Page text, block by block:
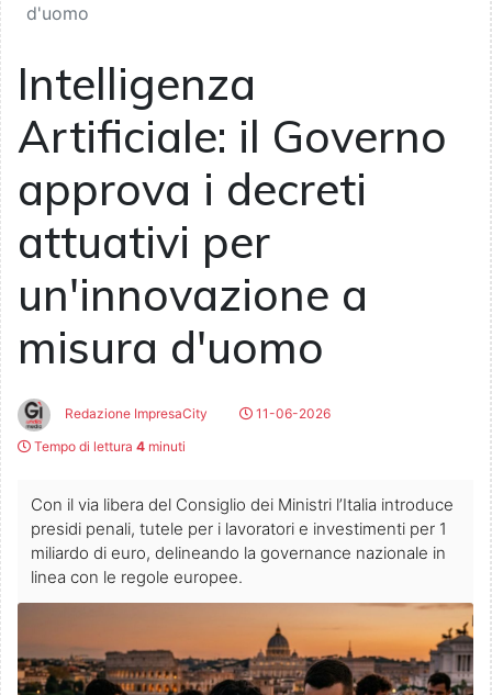
d'uomo
Intelligenza
Artificiale: il Governo
approva i decreti
attuativi per
un'innovazione a
misura d'uomo
Redazione ImpresaCity
11-06-2026
Tempo di lettura 4 minuti
Con il via libera del Consiglio dei Ministri l’Italia introduce
presidi penali, tutele per i lavoratori e investimenti per 1
miliardo di euro, delineando la governance nazionale in
linea con le regole europee.